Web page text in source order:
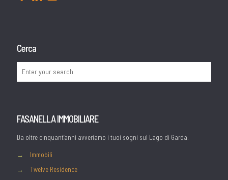
Cerca
FASANELLA IMMOBILIARE
Da oltre cinquant’anni avveriamo i tuoi sogni sul Lago di Garda.
→
Immobili
→
Twelve Residence